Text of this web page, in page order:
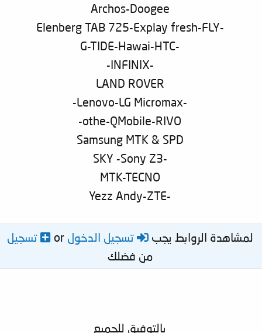
Archos-Doogee
-Elenberg TAB 725-Explay fresh-FLY
-G-TIDE-Hawai-HTC
-INFINIX-
LAND ROVER
-Lenovo-LG Micromax-
othe-QMobile-RIVO-
Samsung MTK & SPD
-SKY -Sony Z3
MTK-TECNO
-Yezz Andy-ZTE
لمشاهدة الروابط يجب تسجيل الدخول or
تسجيل
من فضلك
بالتوفيق للجميع